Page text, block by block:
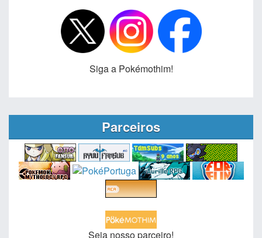
Siga a Pokémothim!
Parceiros
Seja nosso parceiro!